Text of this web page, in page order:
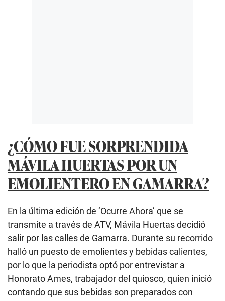
¿CÓMO FUE SORPRENDIDA
MÁVILA HUERTAS POR UN
EMOLIENTERO EN GAMARRA?
En la última edición de ‘Ocurre Ahora’ que se
transmite a través de ATV, Mávila Huertas decidió
salir por las calles de Gamarra. Durante su recorrido
halló un puesto de emolientes y bebidas calientes,
por lo que la periodista optó por entrevistar a
Honorato Ames, trabajador del quiosco, quien inició
contando que sus bebidas son preparados con